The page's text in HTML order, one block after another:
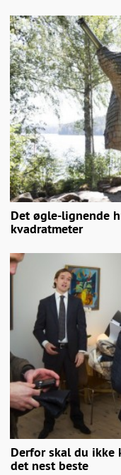
Det øgle-lignende
kvadratmeter
Derfor skal du ikke
det nest beste